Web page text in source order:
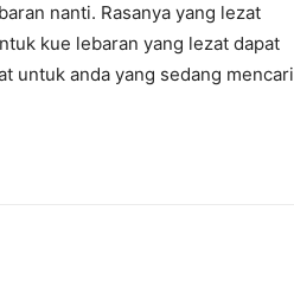
nanti. Rasanya yang lezat
kue lebaran yang lezat dapat
untuk anda yang sedang mencari